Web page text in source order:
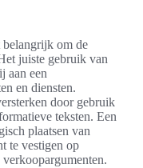
belangrijk om de
juiste gebruik van
aan een
en diensten.
door gebruik
teksten. Een
plaatsen van
te vestigen op